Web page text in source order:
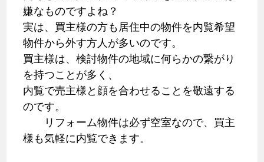
嫌なものですよね？
実は、買主様の方も居住中の物件を内覧希望
物件から外す方人が多いのです。
買主様は、検討物件の地域に何らかの繋がり
を持つことが多く、
内覧で売主様と顔を合わせることを敬遠する
のです。
リフォーム物件は必ず空室なので、買主
様も気軽に内覧できます。